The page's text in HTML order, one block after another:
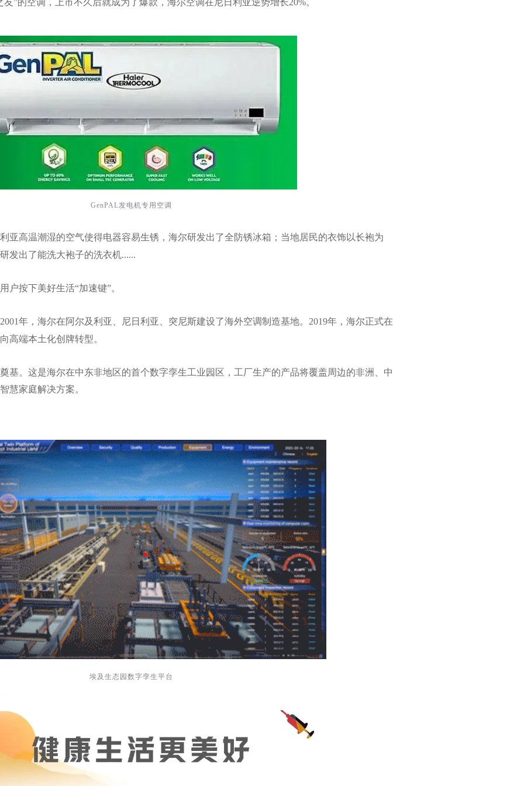
”的空调，上市不久后就成为了爆款，海尔空调在尼日利亚逆势增长20%。
GenPAL发电机专用空调
亚高温潮湿的空气使得电器容易生锈，海尔研发出了全防锈冰箱；当地居民的衣饰以长袍为
发出了能洗大袍子的洗衣机......
户按下美好生活“加速键”。
年，海尔在阿尔及利亚、尼日利亚、突尼斯建设了海外空调制造基地。2019年，海尔正式在
高端本土化创牌转型。
基。这是海尔在中东非地区的首个数字孪生工业园区，工厂生产的产品将覆盖周边的非洲、中
慧家庭解决方案。
埃及生态园数字孪生平台